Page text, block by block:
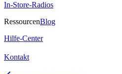
In-Store-Radios
RessourcenBlog
Hilfe-Center
Kontakt